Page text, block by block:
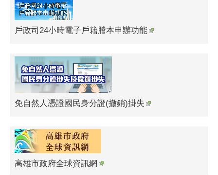
戶政司24小時電子戶籍謄本申辦功能
免自然人憑證國民身分證(撤銷)掛失
高雄市政府全球資訊網